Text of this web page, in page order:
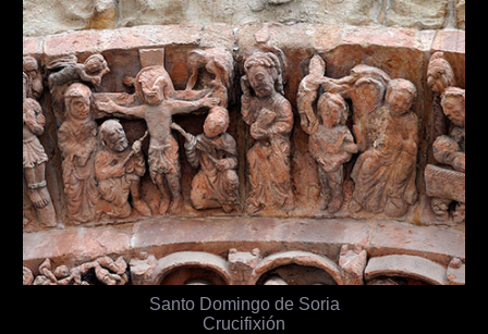
Santo Domingo de Soria
Crucifixión